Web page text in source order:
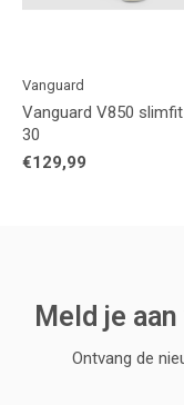
Vanguard
Vanguard V850
30
€129,99
Meld je
Ontvang de